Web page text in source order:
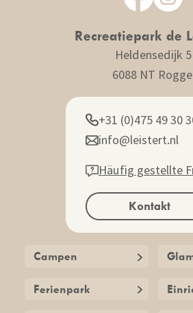
Campen
Ferienpark
Recreatiepark de
Heldensedijk 5
6088 NT
+31 (0)475 49 30
info@leistert.nl
Häufig gestellte
Kontakt